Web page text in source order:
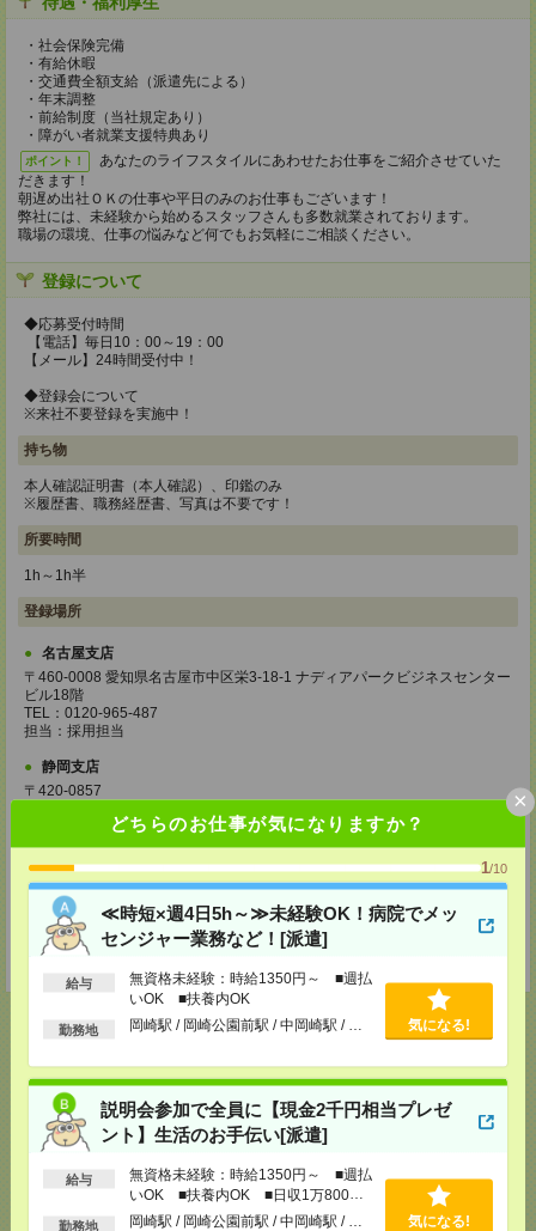
どちらのお仕事が気になりますか？
1/10
≪時短×週4日5h～≫未経験OK！病院でメッ
センジャー業務など！[派遣]
給与
無資格未経験：時給1350円～ ■週払
いOK ■扶養内OK
勤務地 岡崎駅 / 岡崎公園前駅 / 中岡崎駅 / … 気になる!
説明会参加で全員に【現金2千円相当プレゼ
ント】生活のお手伝い[派遣]
給与
無資格未経験：時給1350円～ ■週払
いOK ■扶養内OK ■日収1万800円
以上
勤務地 岡崎駅 / 岡崎公園前駅 / 中岡崎駅 / … 気になる!
×
・社会保険完備
・有給休暇
・交通費全額支給（派遣先による）
・年末調整
・前給制度（当社規定あり）
・障がい者就業支援特典あり
ポイント！
あなたのライフスタイルにあわせたお仕事をご紹介させていた
だきます！
朝遅め出社ＯＫの仕事や平日のみのお仕事もございます！
弊社には、未経験から始めるスタッフさんも多数就業されております。
職場の環境、仕事の悩みなど何でもお気軽にご相談ください。
登録について
◆応募受付時間
【電話】毎日10：00～19：00
【メール】24時間受付中！
◆登録会について
※来社不要登録を実施中！
持ち物
本人確認証明書（本人確認）、印鑑のみ
※履歴書、職務経歴書、写真は不要です！
所要時間
1h～1h半
登録場所
名古屋支店
〒460-0008 愛知県名古屋市中区栄3-18-1 ナディアパークビジネスセンター
ビル18階
TEL：0120-965-487
担当：採用担当
静岡支店
〒420-0857
TEL：0120-965-487
担当：採用担当
四日市支店
三重県四日市市鵜の森1-1-19
太平洋鵜の森ビル3階
TEL：0120-965-487
担当：採用担当
応募ページへ
気になる！